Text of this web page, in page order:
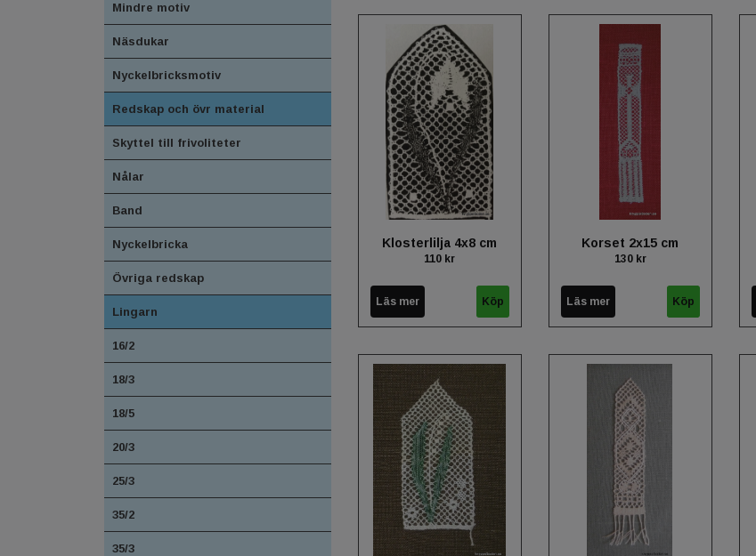
Mindre motiv
Näsdukar
Nyckelbricksmotiv
Redskap och övr material
Skyttel till frivoliteter
Nålar
Band
Nyckelbricka
Övriga redskap
Lingarn
16/2
18/3
18/5
20/3
25/3
35/2
35/3
Klosterlilja 4x8 cm
110 kr
Läs mer
Korset 2x15 cm
130 kr
Läs mer